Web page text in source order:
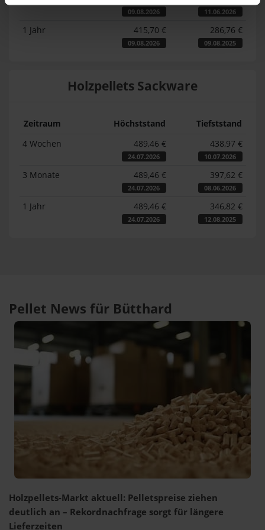
09.08.2026 11.06.2026
1 Jahr 415,70 €
09.08.2026
286,76 €
09.08.2025
Holzpellets Sackware
Zeitraum Höchststand
Tiefststand
4 Wochen
489,46 €
24.07.2026
438,97 €
10.07.2026
3 Monate 489,46 €
24.07.2026
397,62 €
08.06.2026
1 Jahr 489,46 €
24.07.2026
346,82 €
12.08.2025
Pellet News für Bütthard
Holzpellets-Markt aktuell: Pelletspreise ziehen
deutlich an – Rekordnachfrage sorgt für längere
Lieferzeiten